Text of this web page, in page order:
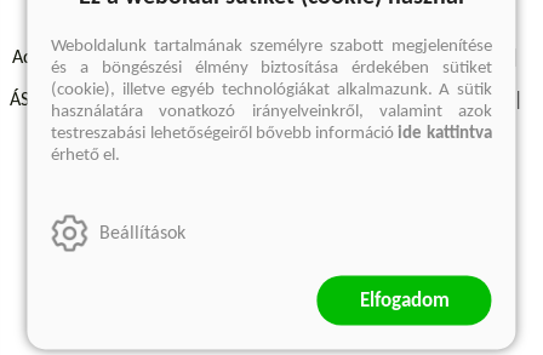
Adatvédelmi szabályzatok Elállási felmondási nyilatkozat
ÁSZF - Vásárlási feltételek A kiadóról Süti beállítások
Árkötött termékek Kommentelési szabályzat
Weboldalunk tartalmának személyre szabott megjelenítése
és a böngészési élmény biztosítása érdekében sütiket
(cookie), illetve egyéb technológiákat alkalmazunk. A sütik
használatára vonatkozó irányelveinkről, valamint azok
testreszabási lehetőségeiről bővebb információide kattintva
érhető el.
Beállítások
Elfogadom